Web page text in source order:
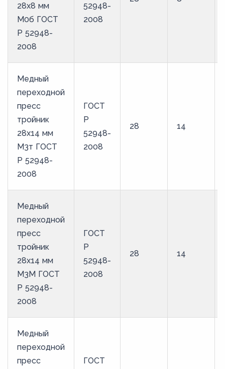
28х8 мм
М0б ГОСТ
Р 52948-
2008
52948-
2008
Медный
переходной
пресс
тройник
28х14 мм
М3т ГОСТ
Р 52948-
2008
ГОСТ
Р
52948-
2008
28 14
Медный
переходной
пресс
тройник
28х14 мм
М3М ГОСТ
Р 52948-
2008
ГОСТ
Р
52948-
2008
28 14
Медный
переходной
пресс
ГОСТ